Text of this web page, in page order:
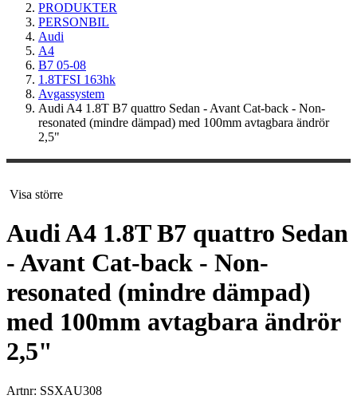
PRODUKTER
PERSONBIL
Audi
A4
B7 05-08
1.8TFSI 163hk
Avgassystem
Audi A4 1.8T B7 quattro Sedan - Avant Cat-back - Non-
resonated (mindre dämpad) med 100mm avtagbara ändrör
2,5"
Visa större
Audi A4 1.8T B7 quattro Sedan
- Avant Cat-back - Non-
resonated (mindre dämpad)
med 100mm avtagbara ändrör
2,5"
Artnr: SSXAU308